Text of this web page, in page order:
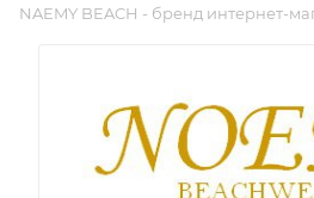
NAEMY BEACH - бренд интернет-